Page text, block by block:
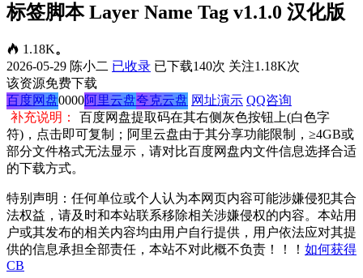
标签脚本 Layer Name Tag v1.1.0 汉化版
1.18K。
2026-05-29 陈小二 已收录 已下载140次 关注1.18K次
该资源免费下载
百度网盘0000阿里云盘夸克云盘 网址演示 QQ咨询
补充说明：
百度网盘提取码在其右侧灰色按钮上(白色字
符)，点击即可复制；阿里云盘由于其分享功能限制，≥4GB或
部分文件格式无法显示，请对比百度网盘内文件信息选择合适
的下载方式。
特别声明：任何单位或个人认为本网页内容可能涉嫌侵犯其合
法权益，请及时和本站联系移除相关涉嫌侵权的内容。本站用
户或其发布的相关内容均由用户自行提供，用户依法应对其提
供的信息承担全部责任，本站不对此概不负责！！！ 如何获得
CB